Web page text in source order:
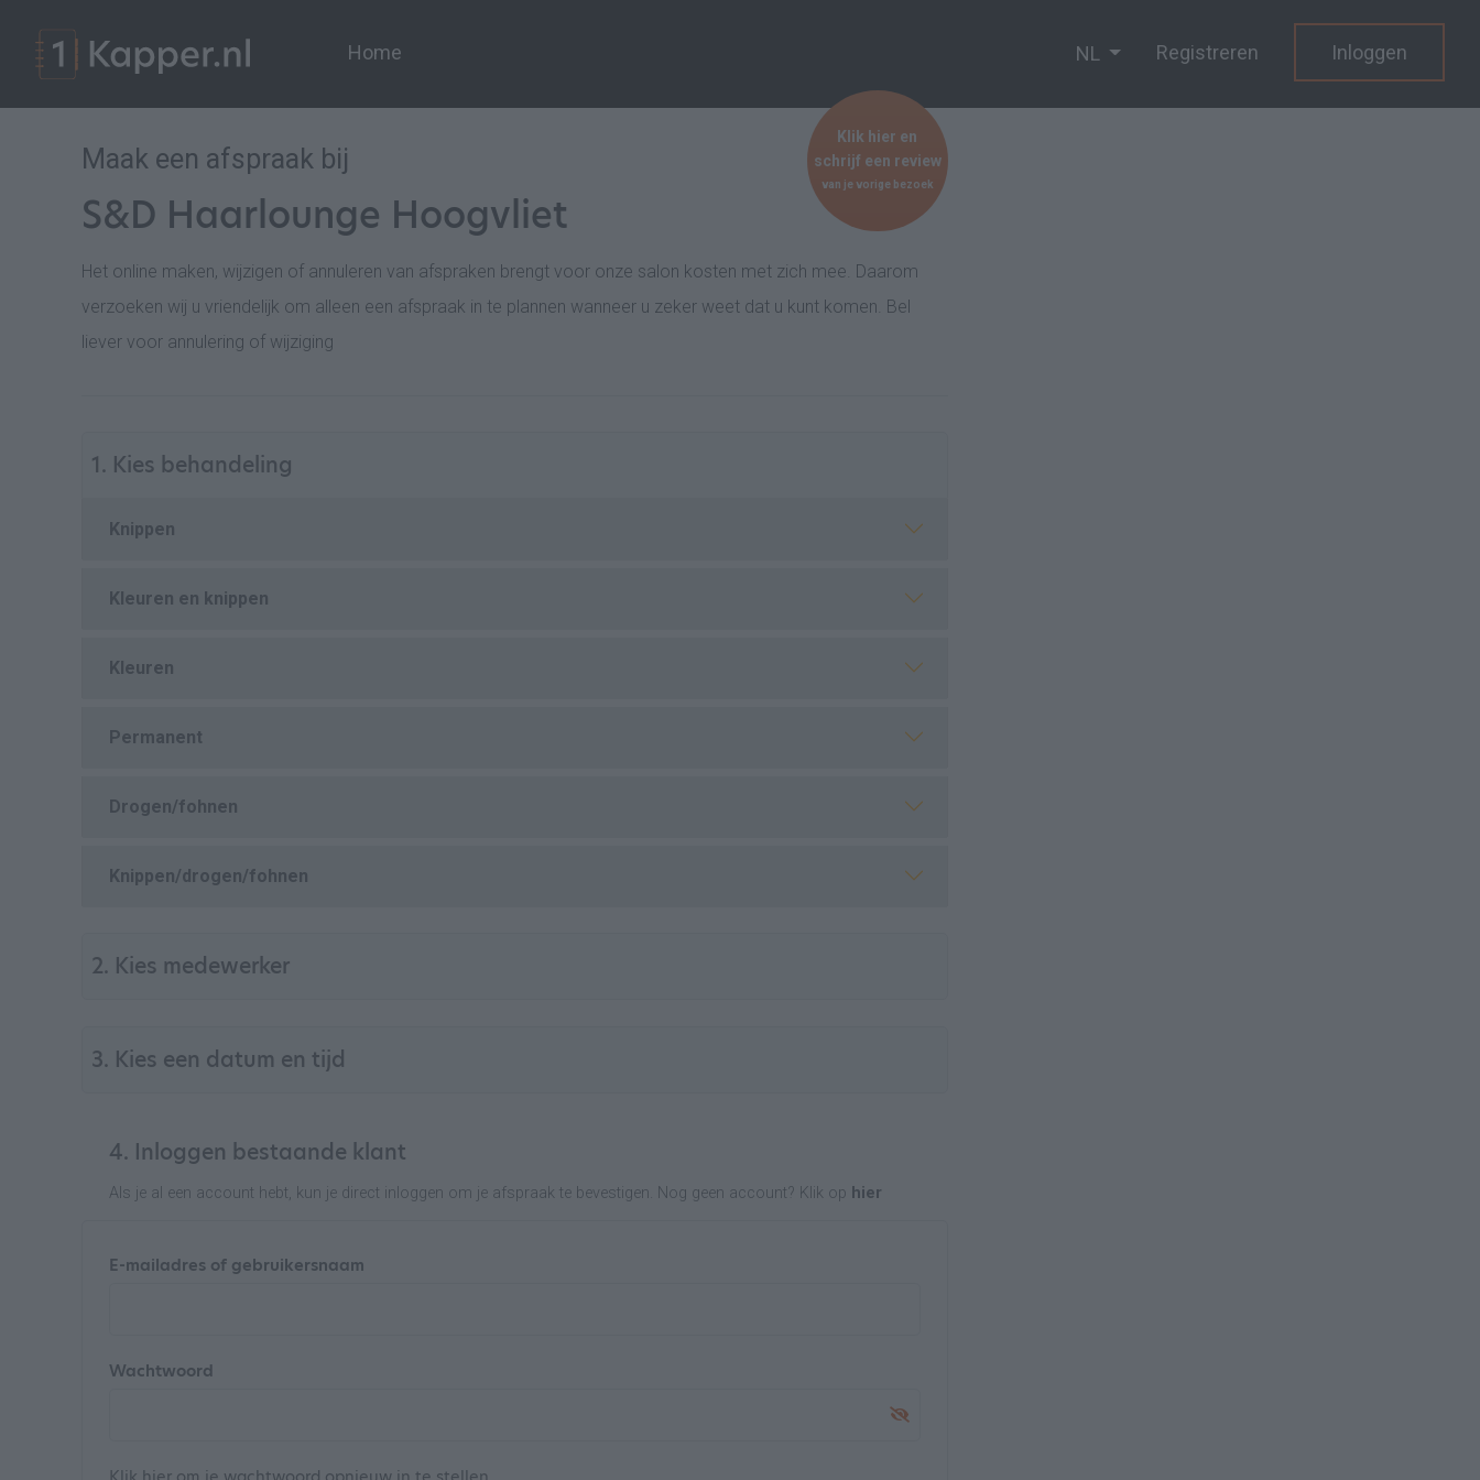
Home NL Registreren Inloggen
Maak een afspraak bij
S&D Haarlounge Hoogvliet
Het online maken, wijzigen of annuleren van afspraken brengt voor onze salon kosten met zich mee. Daarom
verzoeken wij u vriendelijk om alleen een afspraak in te plannen wanneer u zeker weet dat u kunt komen. Bel
liever voor annulering of wijziging
Klik hier en
schrijf een review
van je vorige bezoek
1. Kies behandeling
Knippen
Kleuren en knippen
Kleuren
Permanent
Drogen/fohnen
Knippen/drogen/fohnen
2. Kies medewerker
3. Kies een datum en tijd
4. Inloggen bestaande klant
Als je al een account hebt, kun je direct inloggen om je afspraak te bevestigen. Nog geen account? Klik op hier
E-mailadres of gebruikersnaam
Wachtwoord